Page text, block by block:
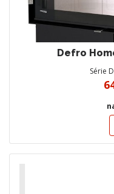
Defro
Série